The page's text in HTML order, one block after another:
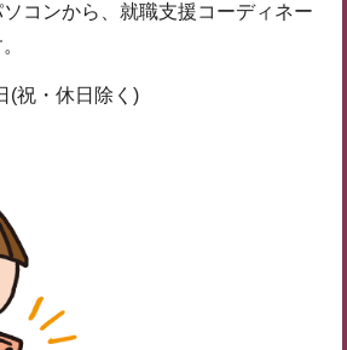
コンから、就職支援コーディネー
(祝・休日除く)